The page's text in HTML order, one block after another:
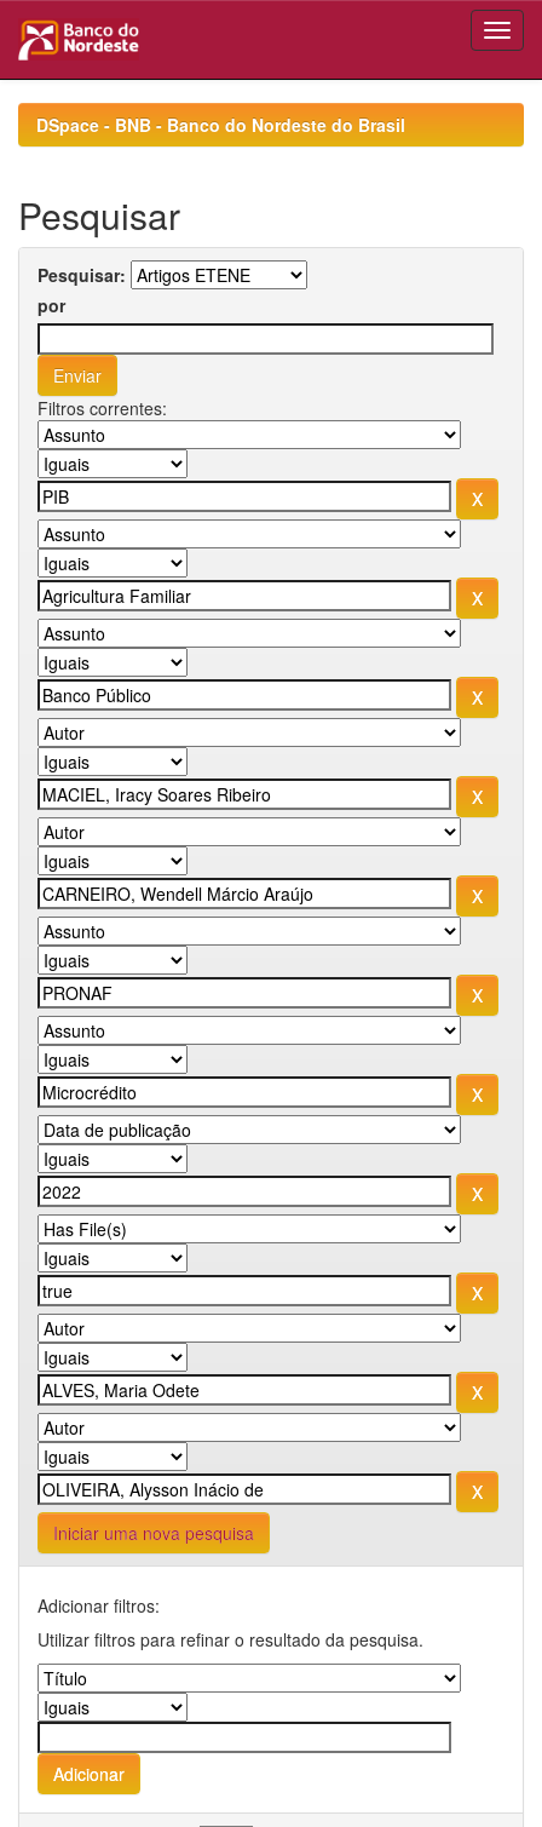
navigationDSpace - BNB - Banco do Nordeste do Brasil
Pesquisar
Pesquisar:
por
Filtros correntes:
Iniciar uma nova pesquisa
Adicionar filtros:
Utilizar filtros para refinar o resultado da pesquisa.